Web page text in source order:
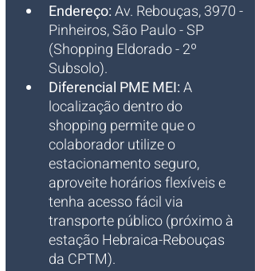
Endereço: Av. Rebouças, 3970 -
Pinheiros, São Paulo - SP
(Shopping Eldorado - 2º
Subsolo).
Diferencial PME MEI: A
localização dentro do
shopping permite que o
colaborador utilize o
estacionamento seguro,
aproveite horários flexíveis e
tenha acesso fácil via
transporte público (próximo à
estação Hebraica-Rebouças
da CPTM).